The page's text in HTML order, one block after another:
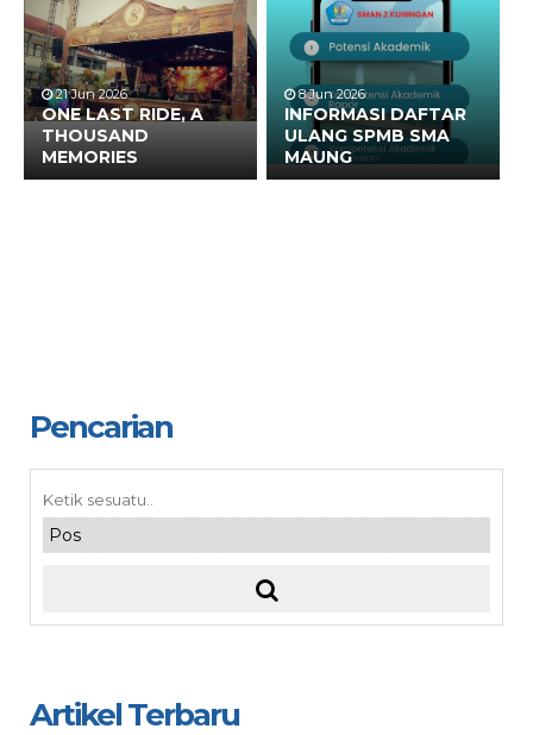
21 Jun 2026
ONE LAST RIDE, A
THOUSAND
MEMORIES
8 Jun 2026
INFORMASI DAFTAR
ULANG SPMB SMA
MAUNG
Pencarian
Artikel Terbaru